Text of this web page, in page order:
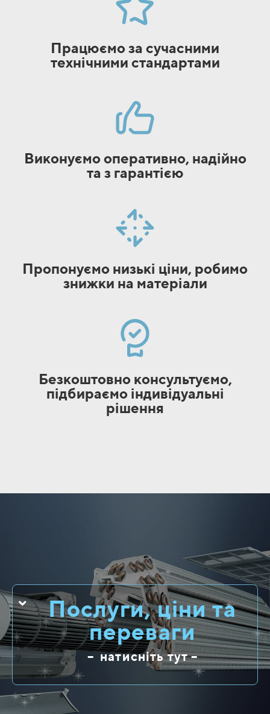
Працюємо за сучасними
технічними стандартами
Виконуємо оперативно, надійно
та з гарантією
Пропонуємо низькі ціни, робимо
знижки на матеріали
Безкоштовно консультуємо,
підбираємо індивідуальні
рішення
Послуги, ціни та
переваги
– натисніть тут –